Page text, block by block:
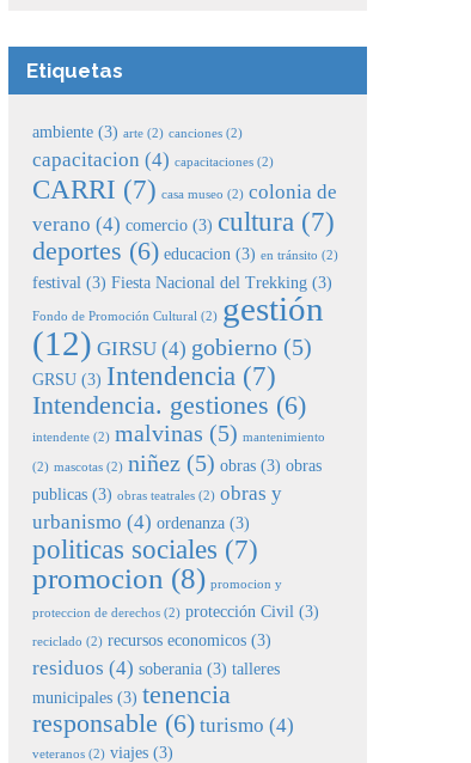
Etiquetas
ambiente (3) arte (2) canciones (2)
capacitacion (4) capacitaciones (2)
CARRI (7) casa museo (2) colonia de
verano (4) comercio (3) cultura (7)
deportes (6) educacion (3) en tránsito (2)
festival (3) Fiesta Nacional del Trekking (3)
Fondo de Promoción Cultural (2) gestión
(12) GIRSU (4) gobierno (5)
GRSU (3) Intendencia (7)
Intendencia. gestiones (6)
intendente (2) malvinas (5) mantenimiento
(2) mascotas (2) niñez (5) obras (3) obras
publicas (3) obras teatrales (2) obras y
urbanismo (4) ordenanza (3)
politicas sociales (7)
promocion (8) promocion y
proteccion de derechos (2) protección Civil (3)
reciclado (2) recursos economicos (3)
residuos (4) soberania (3) talleres
municipales (3) tenencia
responsable (6) turismo (4)
veteranos (2) viajes (3)